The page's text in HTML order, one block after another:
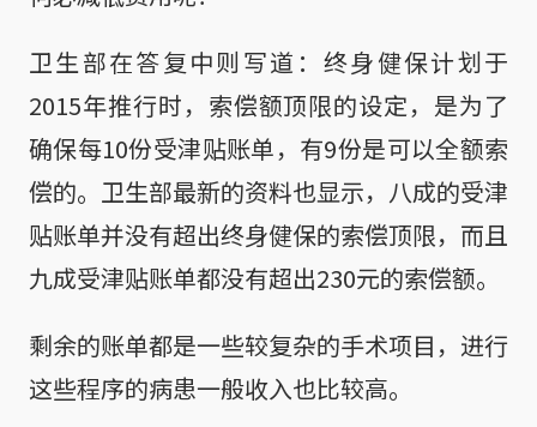
卫生部在答复中则写道：终身健保计划于
2015年推行时，索偿额顶限的设定，是为了
确保每10份受津贴账单，有9份是可以全额索
偿的。卫生部最新的资料也显示，八成的受津
贴账单并没有超出终身健保的索偿顶限，而且
九成受津贴账单都没有超出230元的索偿额。
剩余的账单都是一些较复杂的手术项目，进行
这些程序的病患一般收入也比较高。